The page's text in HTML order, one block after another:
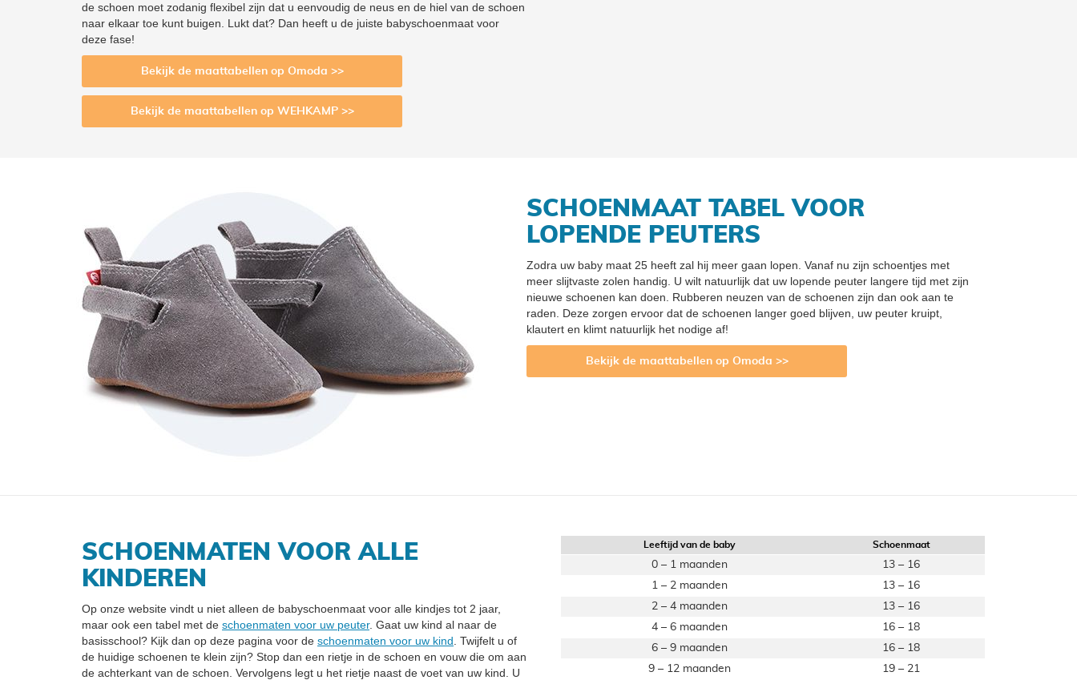
de schoen moet zodanig flexibel zijn dat u eenvoudig de neus en de hiel van de schoen
naar elkaar toe kunt buigen. Lukt dat? Dan heeft u de juiste babyschoenmaat voor
deze fase!
Bekijk de maattabellen op Omoda >>
Bekijk de maattabellen op WEHKAMP >>
SCHOENMAAT TABEL VOOR
LOPENDE PEUTERS
Zodra uw baby maat 25 heeft zal hij meer gaan lopen. Vanaf nu zijn schoentjes met
meer slijtvaste zolen handig. U wilt natuurlijk dat uw lopende peuter langere tijd met zijn
nieuwe schoenen kan doen. Rubberen neuzen van de schoenen zijn dan ook aan te
raden. Deze zorgen ervoor dat de schoenen langer goed blijven, uw peuter kruipt,
klautert en klimt natuurlijk het nodige af!
Bekijk de maattabellen op Omoda >>
SCHOENMATEN VOOR ALLE
KINDEREN
Op onze website vindt u niet alleen de babyschoenmaat voor alle kindjes tot 2 jaar,
maar ook een tabel met de schoenmaten voor uw peuter. Gaat uw kind al naar de
basisschool? Kijk dan op deze pagina voor de schoenmaten voor uw kind . Twijfelt u of
de huidige schoenen te klein zijn? Stop dan een rietje in de schoen en vouw die om aan
de achterkant van de schoen. Vervolgens legt u het rietje naast de voet van uw kind. U
Leeftijd van de baby Schoenmaat
0 – 1 maanden
13 – 16
1 – 2 maanden
13 – 16
2 – 4 maanden
13 – 16
4 – 6 maanden
16 – 18
6 – 9 maanden
16 – 18
9 – 12 maanden
19 – 21